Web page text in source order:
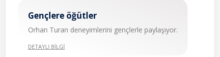
Gençlere öğütler
Orhan Turan deneyimlerini gençlerle paylaşıyor.
DETAYLI BİLGİ